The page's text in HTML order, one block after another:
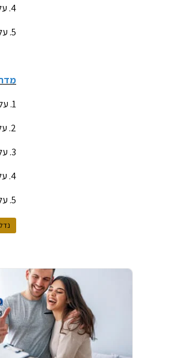
4. על חלק שווי מ- 5,338,291 ועד - 17,794,305 ש"ח- 8%;
5. על חלק שווי העולה על 17,794,305 ש"ח- 10%;
1. על חלק השווי עד 1,744,505 ש"ח – לא ישולם מס
2. על חלק השווי מ- 1,744,506 ש"ח ועד 2,069,205 ש"ח – 3.5%
3. על חלק השווי מ- 2,069,206 ש"ח ועד 5,338,290 ש"ח – 5%
4. על חלק השווי מ- 5,338,291 ש"ח ועד 17,794,305 ש"ח – 8%
5. על חלק השווי העולה על 17,794,305 ש"ח – 10%